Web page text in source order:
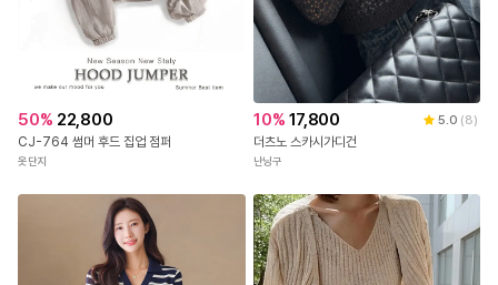
50% 22,800
CJ-764 썸머 후드 집업 점퍼
옷단지
10% 17,800 5.0 (8)
더츠노 스카시가디건
난닝구